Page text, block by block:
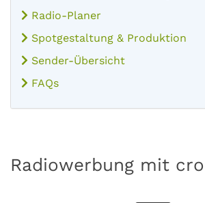
Radio-Planer
Spotgestaltung & Produktion
Sender-Übersicht
FAQs
Radiowerbung mit